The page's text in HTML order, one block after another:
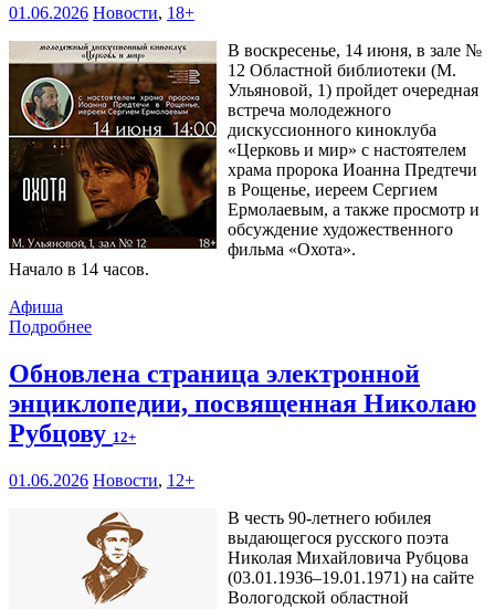
01.06.2026 Новости, 18+
В воскресенье, 14 июня, в зале №
12 Областной библиотеки (М.
Ульяновой, 1) пройдет очередная
встреча молодежного
дискуссионного киноклуба
«Церковь и мир» с настоятелем
храма пророка Иоанна Предтечи
в Рощенье, иереем Сергием
Ермолаевым, а также просмотр и
обсуждение художественного
фильма «Охота».
Начало в 14 часов.
Афиша
Подробнее
Обновлена страница электронной
энциклопедии, посвященная Николаю
Рубцову 12+
01.06.2026 Новости, 12+
В честь 90-летнего юбилея
выдающегося русского поэта
Николая Михайловича Рубцова
(03.01.1936–19.01.1971) на сайте
Вологодской областной